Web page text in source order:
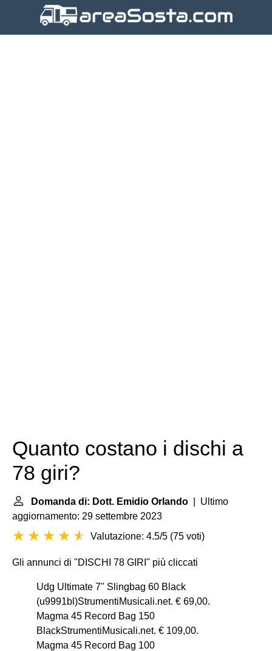
Quanto costano i dischi a
78 giri?
Domanda di: Dott. Emidio Orlando | Ultimo
aggiornamento: 29 settembre 2023
Valutazione: 4.5/5 (75 voti)
Gli annunci di "DISCHI 78 GIRI" più cliccati
Udg Ultimate 7" Slingbag 60 Black
(u9991bl)StrumentiMusicali.net. € 69,00.
Magma 45 Record Bag 150
BlackStrumentiMusicali.net. € 109,00.
Magma 45 Record Bag 100